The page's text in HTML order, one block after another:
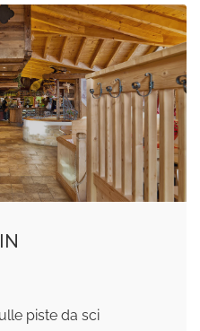
piste da sci